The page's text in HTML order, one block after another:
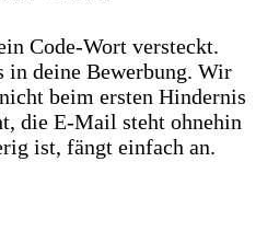
Code-Wort versteckt.
in deine Bewerbung. Wir
beim ersten Hindernis
die E-Mail steht ohnehin
ist, fängt einfach an.